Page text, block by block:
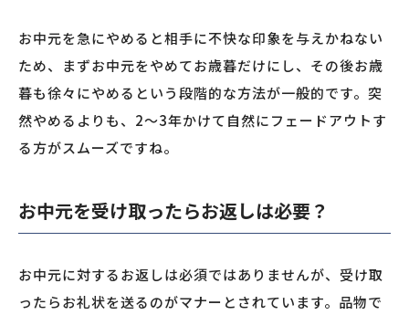
お中元を急にやめると相手に不快な印象を与えかねない
ため、まずお中元をやめてお歳暮だけにし、その後お歳
暮も徐々にやめるという段階的な方法が一般的です。突
然やめるよりも、2〜3年かけて自然にフェードアウトす
る方がスムーズですね。
お中元を受け取ったらお返しは必要？
お中元に対するお返しは必須ではありませんが、受け取
ったらお礼状を送るのがマナーとされています。品物で